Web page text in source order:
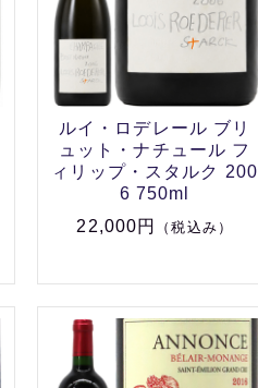
ルイ・ロデレール ブリ
ュット・ナチュール フ
ィリップ・スタルク 200
6 750ml
22,000円
（税込み）